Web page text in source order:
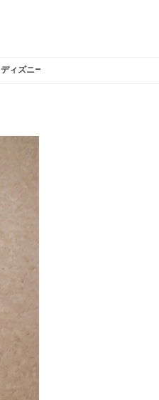
ディズニーランド＆シーのお土産袋が有